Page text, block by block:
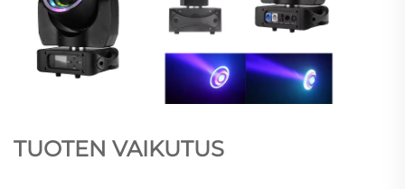
TUOTEN VAIKUTUS